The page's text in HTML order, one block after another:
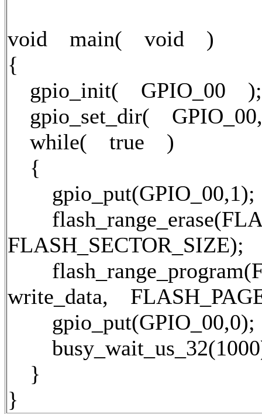
void main( void )
{
gpio_init( GPIO_00 );
gpio_set_dir(
while( true )
{
gpio_put(GPIO_00,1);
FLASH_SECTOR_SIZE);
write_data,
gpio_put(GPIO_00,0);
}
}